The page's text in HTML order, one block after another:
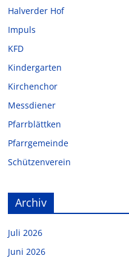
Halverder Hof
Impuls
KFD
Kindergarten
Kirchenchor
Messdiener
Pfarrblättken
Pfarrgemeinde
Schützenverein
Archiv
Juli 2026
Juni 2026